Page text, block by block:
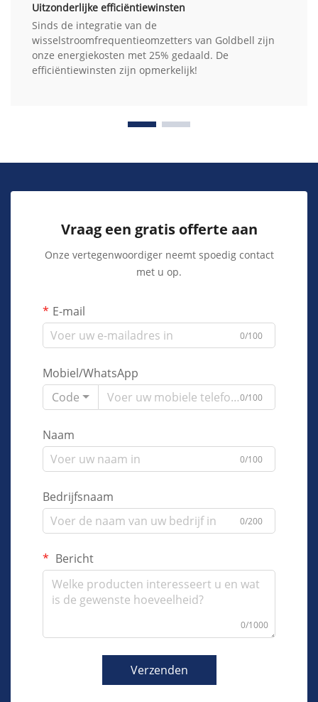
Uitzonderlijke efficiëntiewinsten
Sinds de integratie van de
wisselstroomfrequentieomzetters van Goldbell zijn
onze energiekosten met 25% gedaald. De
efficiëntiewinsten zijn opmerkelijk!
Vraag een gratis offerte aan
Onze vertegenwoordiger neemt spoedig contact
met u op.
E-mail
0/100
Mobiel/WhatsApp
Code
0/100
Naam
0/100
Bedrijfsnaam
0/200
Bericht
0/1000
Verzenden